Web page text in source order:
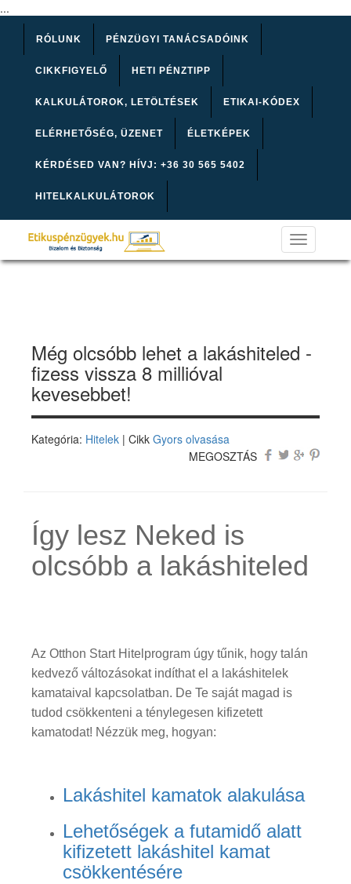
...
RÓLUNK PÉNZÜGYI TANÁCSADÓINK
CIKKFIGYELŐ HETI PÉNZTIPP
KALKULÁTOROK, LETÖLTÉSEK ETIKAI-KÓDEX
ELÉRHETŐSÉG, ÜZENET ÉLETKÉPEK
KÉRDÉSED VAN? HÍVJ: +36 30 565 5402
HITELKALKULÁTOROK
Toggle
navigation
Még olcsóbb lehet a lakáshiteled -
fizess vissza 8 millióval
kevesebbet!
Kategória: Hitelek | Cikk Gyors olvasása
MEGOSZTÁS
Így lesz Neked is
olcsóbb a lakáshiteled
Az Otthon Start Hitelprogram úgy tűnik, hogy talán
kedvező változásokat indíthat el a lakáshitelek
kamataival kapcsolatban. De Te saját magad is
tudod csökkenteni a ténylegesen kifizetett
kamatodat! Nézzük meg, hogyan:
Lakáshitel kamatok alakulása
Lehetőségek a futamidő alatt
kifizetett lakáshitel kamat
csökkentésére